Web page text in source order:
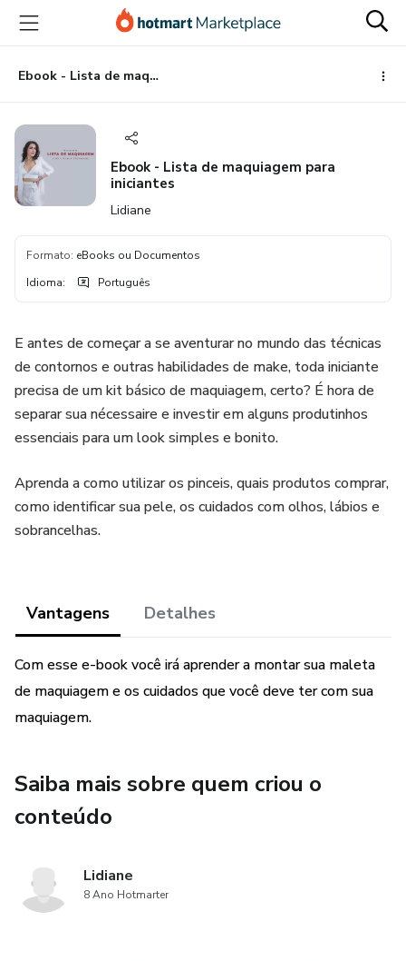
para
conteúdo
principal
para
pagamento
para
rodapé
Ebook - Lista de maquiagem para iniciantes
Ebook - Lista de maquiagem para
iniciantes
Lidiane
Formato: eBooks ou Documentos
Idioma: Português
E antes de começar a se aventurar no mundo das técnicas
de contornos e outras habilidades de make, toda iniciante
precisa de um kit básico de maquiagem, certo? É hora de
separar sua nécessaire e investir em alguns produtinhos
essenciais para um look simples e bonito.
Aprenda a como utilizar os pinceis, quais produtos comprar,
como identificar sua pele, os cuidados com olhos, lábios e
sobrancelhas.
Vantagens Detalhes
Com esse e-book você irá aprender a montar sua maleta
de maquiagem e os cuidados que você deve ter com sua
maquiagem.
Saiba mais sobre quem criou o
conteúdo
Lidiane
8 Ano Hotmarter